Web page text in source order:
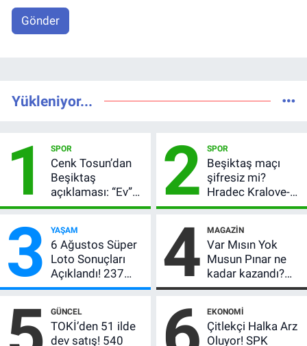
Gönder
Yükleniyor...
1 SPOR
Cenk Tosun’dan
Beşiktaş
açıklaması: “Ev”
dedi, asıl mesajı
verdi
2 SPOR
Beşiktaş maçı
şifresiz mi?
Hradec Kralove-
Beşiktaş hangi
kaçta?
3 YAŞAM
6 Ağustos Süper
Loto Sonuçları
Açıklandı! 237
Milyon TL’lik
4 MAGAZIN
Var Mısın Yok
Musun Pınar ne
kadar kazandı?
Son teklifi
kutusundan
servet çıktı
GÜNCEL
TOKİ’den 51 ilde
dev satış! 540
EKONOMI
Çitlekçi Halka Arz
Oluyor! SPK